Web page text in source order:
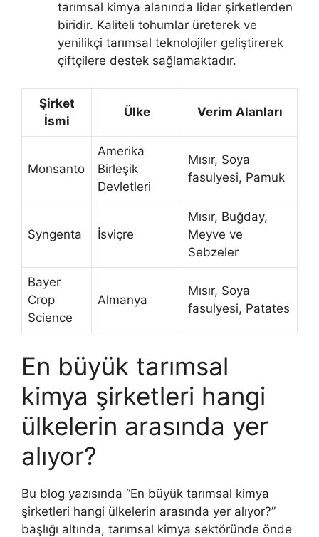
tarımsal kimya alanında lider şirketlerden
biridir. Kaliteli tohumlar üreterek ve
yenilikçi tarımsal teknolojiler geliştirerek
çiftçilere destek sağlamaktadır.
Şirket
İsmi
Ülke Verim Alanları
Monsanto
Amerika
Birleşik
Devletleri
Mısır, Soya
fasulyesi, Pamuk
Syngenta İsviçre
Mısır, Buğday,
Meyve ve
Sebzeler
Bayer
Crop
Science
Almanya
Mısır, Soya
fasulyesi, Patates
En büyük tarımsal
kimya şirketleri hangi
ülkelerin arasında yer
alıyor?
Bu blog yazısında “En büyük tarımsal kimya
şirketleri hangi ülkelerin arasında yer alıyor?”
başlığı altında, tarımsal kimya sektöründe önde